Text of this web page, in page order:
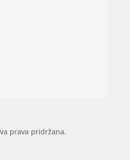
prava pridržana.